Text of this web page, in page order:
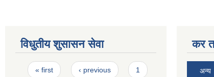
विधुतीय शुसासन सेवा
Pages
« first ‹ previous
1
कर
अन्य